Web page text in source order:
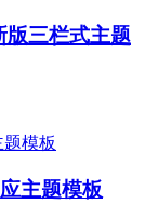
版三栏式主题
主题模板